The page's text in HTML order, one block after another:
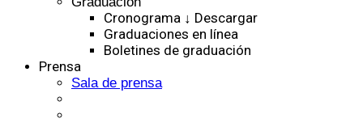
Cronograma ↓ Descargar
Graduaciones en línea
Boletines de graduación
Prensa
Sala de prensa